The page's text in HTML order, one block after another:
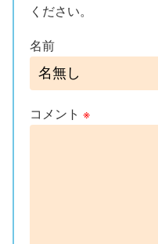
ください。
名前
コメント ※